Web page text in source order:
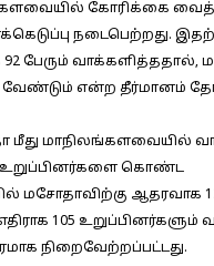
கோரிக்கை
நடைபெற்றது.
92 பேரும் வாக்களித்ததால்,
வேண்டும் என்ற தீர்மானம்
மீது மாநிலங்களவையில்
உறுப்பினர்களை கொண்ட
மசோதாவிற்கு ஆதரவாக
105 உறுப்பினர்களும்
நிறைவேற்றப்பட்டது.